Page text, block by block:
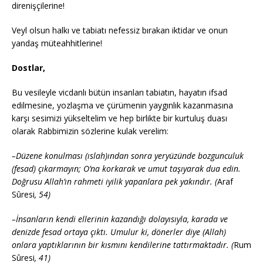
direnişçilerine!
Veyl olsun halkı ve tabiatı nefessiz bırakan iktidar ve onun
yandaş müteahhitlerine!
Dostlar,
Bu vesileyle vicdanlı bütün insanları tabiatın, hayatın ifsad
edilmesine, yozlaşma ve çürümenin yaygınlık kazanmasına
karşı sesimizi yükseltelim ve hep birlikte bir kurtuluş duası
olarak Rabbimizin sözlerine kulak verelim:
–Düzene konulması (ıslah)ından sonra yeryüzünde bozgunculuk
(fesad) çıkarmayın; O’na korkarak ve umut taşıyarak dua edin.
Doğrusu Allah’ın rahmeti iyilik yapanlara pek yakındır. (Araf
Sûresi, 54)
–İnsanların kendi ellerinin kazandığı dolayısıyla, karada ve
denizde fesad ortaya çıktı. Umulur ki, dönerler diye (Allah)
onlara yaptıklarının bir kısmını kendilerine tattırmaktadır. (Rum
Sûresi, 41)